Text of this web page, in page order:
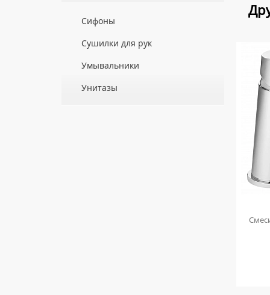
Сифоны
ДЛЯ ДУШЕВЫХ ПОДДОНОВ
Сушилки для рук
АВТОМАТИЧЕСКИЕ СУШИЛКИ ДЛЯ РУК
Умывальники
ВРЕЗНЫЕ УМЫВАЛЬНИКИ
Унитазы